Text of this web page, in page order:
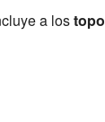
a los